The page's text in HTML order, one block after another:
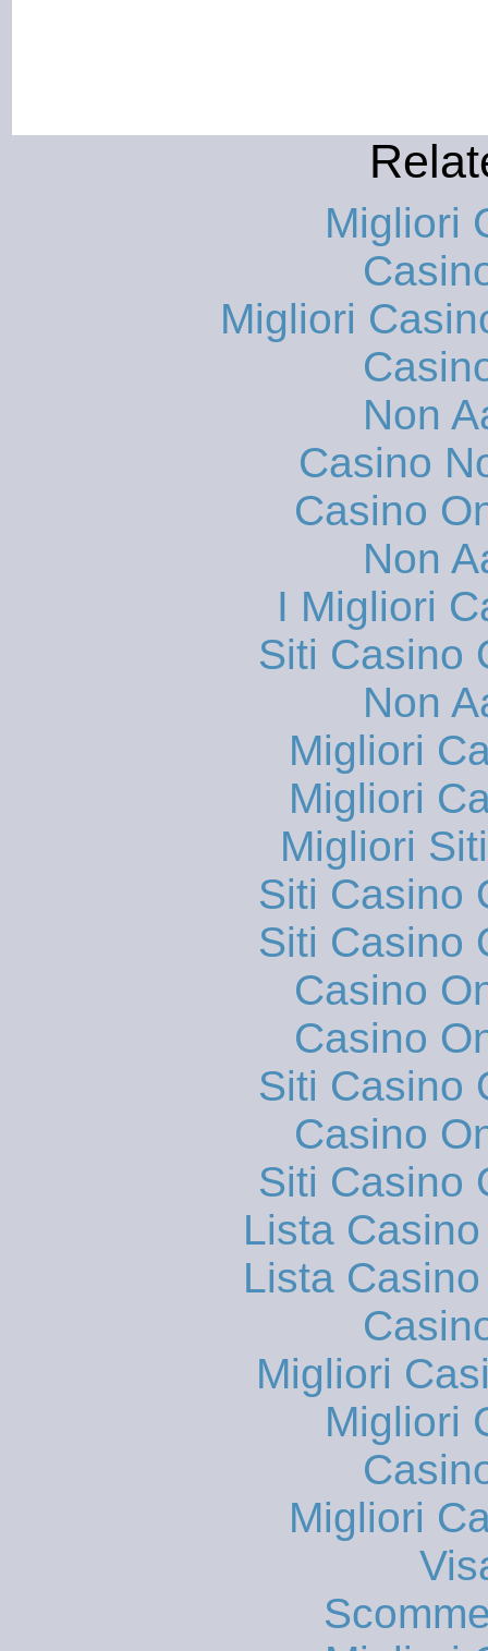
Migliori
Migliori
Non
Casino
Casino
Non
I Migliori
Siti Casino
Non
Migliori
Migliori
Migliori
Siti Casino
Siti Casino
Casino
Casino
Siti Casino
Casino
Siti Casino
Lista
Lista
Migliori
Migliori
Migliori